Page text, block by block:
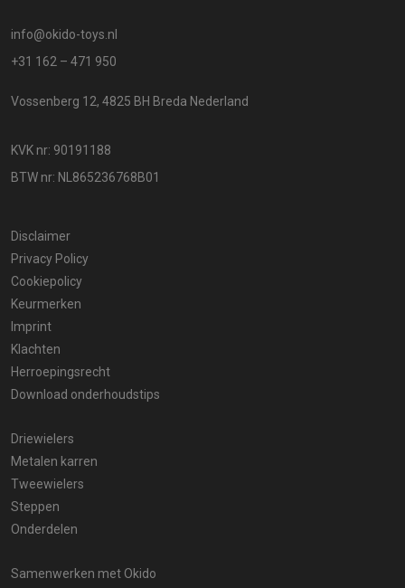
info@okido-toys.nl
+31 162 – 471 950
Vossenberg 12, 4825 BH Breda Nederland
KVK nr: 90191188
BTW nr: NL865236768B01
Disclaimer
Privacy Policy
Cookiepolicy
Keurmerken
Imprint
Klachten
Herroepingsrecht
Download onderhoudstips
Driewielers
Metalen karren
Tweewielers
Steppen
Onderdelen
Samenwerken met Okido